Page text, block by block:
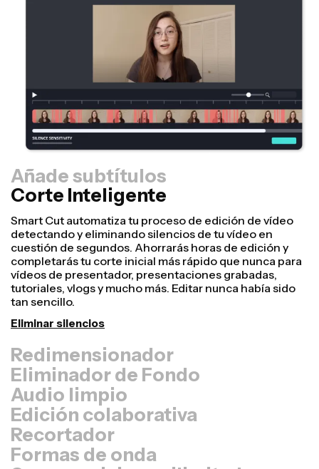
Añade subtítulos
Corte Inteligente
Redimensionador
¡Reutiliza vídeos más rápido y hazlos parecer más
profesionales con nuestra función de Resize Canvas!
En solo unos clics, puedes coger un único vídeo y
ajustarlo al tamaño perfecto para cualquier otra
plataforma, ya sea para TikTok, Youtube, Instagram,
Twitter, Linkedin o cualquier otro sitio.
Redimensionar vídeo
Eliminador de Fondo
Audio limpio
Edición colaborativa
Recortador
Formas de onda
Superposiciones ilimitadas